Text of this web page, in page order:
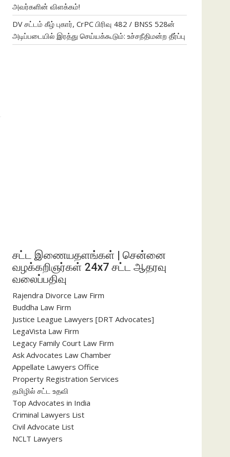
அவர்களின் விளக்கம்!
DV சட்டம் கீழ் புகார், CrPC பிரிவு 482 / BNSS 528ன்
அடிப்படையில் இரத்து செய்யக்கூடும்: உச்சநீதிமன்ற தீர்ப்பு
சட்ட இணையதளங்கள் | சென்னை
வழக்கறிஞர்கள் 24x7 சட்ட ஆதரவு
வலைப்பதிவு
Rajendra Divorce Law Firm
Buddha Law Firm
Justice League Lawyers [DRT Advocates]
LegaVista Law Firm
Legacy Family Court Law Firm
Ask Advocates Law Chamber
Appellate Lawyers Office
Property Registration Services
தமிழில் சட்ட உதவி
Top Advocates in India
Criminal Lawyers List
Civil Advocate List
NCLT Lawyers